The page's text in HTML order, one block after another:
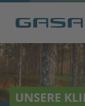
anspringen
der
Seite
anspringen
anspringen
UNSERE